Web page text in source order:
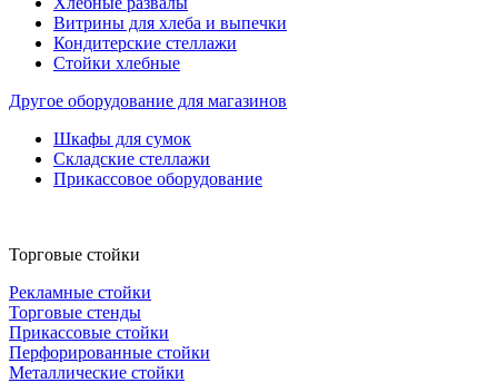
Витрины для хлеба и выпечки
Кондитерские стеллажи
Стойки хлебные
Другое оборудование для магазинов
Шкафы для сумок
Складские стеллажи
Прикассовое оборудование
Торговые стойки
Рекламные стойки
Торговые стенды
Прикассовые стойки
Перфорированные стойки
Металлические стойки